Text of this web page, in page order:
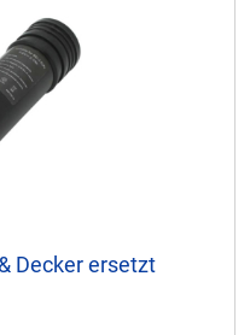
Decker ersetzt